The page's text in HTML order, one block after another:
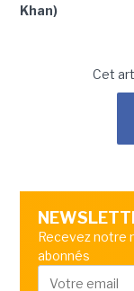
Khan)
Cet
Recevez notre
abonnés